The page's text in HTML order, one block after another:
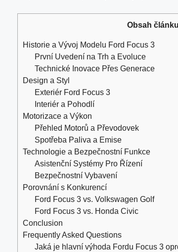
Obsah článku
Historie a Vývoj Modelu Ford Focus 3
První Uvedení na Trh a Evoluce
Technické Inovace Přes Generace
Design a Styl
Exteriér Ford Focus 3
Interiér a Pohodlí
Motorizace a Výkon
Přehled Motorů a Převodovek
Spotřeba Paliva a Emise
Technologie a Bezpečnostní Funkce
Asistenční Systémy Pro Řízení
Bezpečnostní Vybavení
Porovnání s Konkurencí
Ford Focus 3 vs. Volkswagen Golf
Ford Focus 3 vs. Honda Civic
Conclusion
Frequently Asked Questions
Jaká je hlavní výhoda Fordu Focus 3